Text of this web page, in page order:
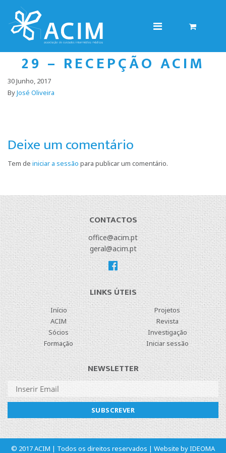
29 – RECEPÇÃO ACIM
30 Junho, 2017
ByJosé Oliveira
Deixe um comentário
Tem de iniciar a sessão para publicar um comentário.
CONTACTOS
office@acim.pt
geral@acim.pt
LINKS ÚTEIS
Início
ACIM
Sócios
Formação
Projetos
Revista
Investigação
Iniciar sessão
NEWSLETTER
© 2017 ACIM | Todos os direitos reservados | Website byIDEOMA